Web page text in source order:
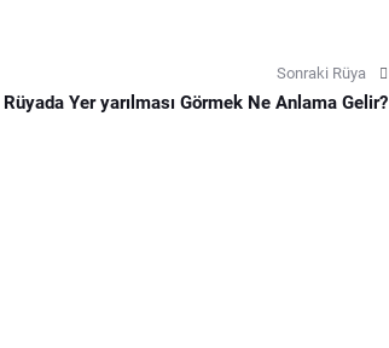
Sonraki Rüya
Rüyada Yer yarılması Görmek Ne Anlama Gelir?